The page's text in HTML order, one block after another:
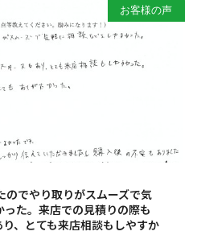
お客様の声
のでやり取りがスムーズで気
た。来店での見積りの際も
、とても来店相談もしやすか